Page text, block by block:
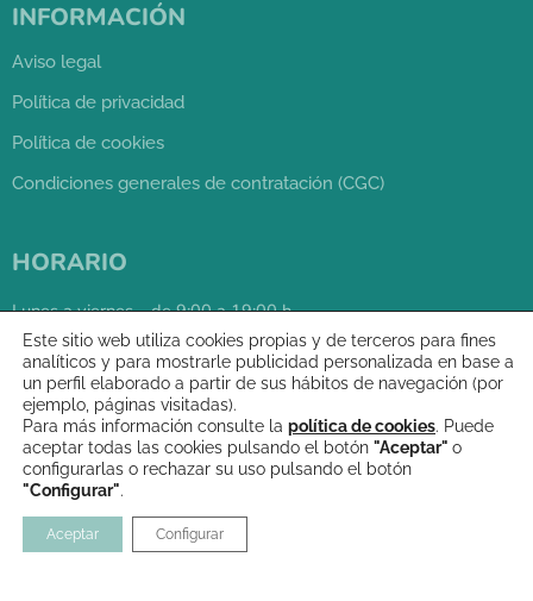
INFORMACIÓN
Aviso legal
Política de privacidad
Política de cookies
Condiciones generales de contratación (CGC)
HORARIO
Lunes a viernes – de 9:00 a 19:00 h.
Sábados – de 9:30 a 13:30 h.
976 05 65 71
Este sitio web utiliza cookies propias y de terceros para fines
analíticos y para mostrarle publicidad personalizada en base a
un perfil elaborado a partir de sus hábitos de navegación (por
ejemplo, páginas visitadas).
Para más información consulte la política de cookies. Puede
aceptar todas las cookies pulsando el botón "Aceptar" o
configurarlas o rechazar su uso pulsando el botón
"Configurar".
Aceptar Configurar